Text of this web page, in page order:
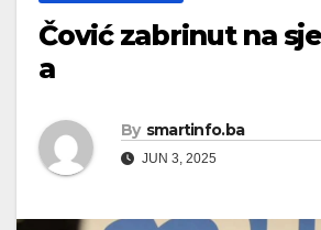
Čović zabrinut na
a
By smartinfo.ba
JUN 3, 2025